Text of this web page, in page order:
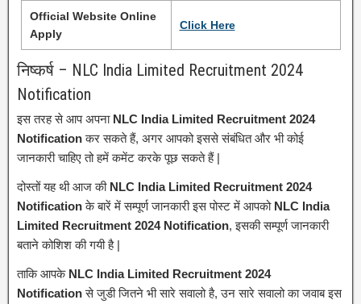
Official Website Online
Apply
Click Here
निष्कर्ष – NLC India Limited Recruitment 2024
Notification
इस तरह से आप अपना NLC India Limited Recruitment 2024
Notificationकर सकते हैं, अगर आपको इससे संबंधित और भी कोई
जानकारी चाहिए तो हमें कमेंट करके पूछ सकते हैं |
दोस्तों यह थी आज की NLC India Limited Recruitment 2024
Notificationके बारें में सम्पूर्ण जानकारी इस पोस्ट में आपको NLC India
Limited Recruitment 2024 Notification, इसकी सम्पूर्ण जानकारी
बताने कोशिश की गयी है |
ताकि आपके NLC India Limited Recruitment 2024
Notificationसे जुडी जितने भी सारे सवालो है, उन सारे सवालो का जवाब इस